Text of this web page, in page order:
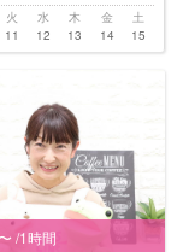
火
11
水
12
木
13
金
14
土
15
〜 /1時間